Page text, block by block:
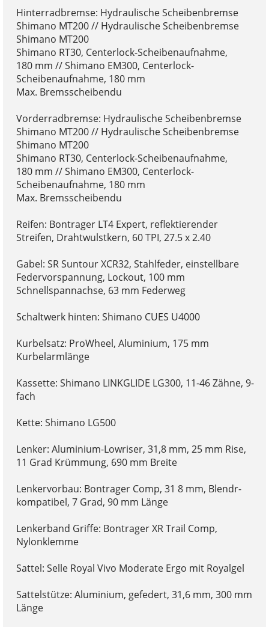
Hinterradbremse: Hydraulische Scheibenbremse
Shimano MT200 // Hydraulische Scheibenbremse
Shimano MT200
Shimano RT30, Centerlock-Scheibenaufnahme,
180 mm // Shimano EM300, Centerlock-
Scheibenaufnahme, 180 mm
Max. Bremsscheibendu
Vorderradbremse: Hydraulische Scheibenbremse
Shimano MT200 // Hydraulische Scheibenbremse
Shimano MT200
Shimano RT30, Centerlock-Scheibenaufnahme,
180 mm // Shimano EM300, Centerlock-
Scheibenaufnahme, 180 mm
Max. Bremsscheibendu
Reifen: Bontrager LT4 Expert, reflektierender
Streifen, Drahtwulstkern, 60 TPI, 27.5 x 2.40
Gabel: SR Suntour XCR32, Stahlfeder, einstellbare
Federvorspannung, Lockout, 100 mm
Schnellspannachse, 63 mm Federweg
Schaltwerk hinten: Shimano CUES U4000
Kurbelsatz: ProWheel, Aluminium, 175 mm
Kurbelarmlänge
Kassette: Shimano LINKGLIDE LG300, 11-46 Zähne, 9-
fach
Kette: Shimano LG500
Lenker: Aluminium-Lowriser, 31,8 mm, 25 mm Rise,
11 Grad Krümmung, 690 mm Breite
Lenkervorbau: Bontrager Comp, 31 8 mm, Blendr-
kompatibel, 7 Grad, 90 mm Länge
Lenkerband Griffe: Bontrager XR Trail Comp,
Nylonklemme
Sattel: Selle Royal Vivo Moderate Ergo mit Royalgel
Sattelstütze: Aluminium, gefedert, 31,6 mm, 300 mm
Länge